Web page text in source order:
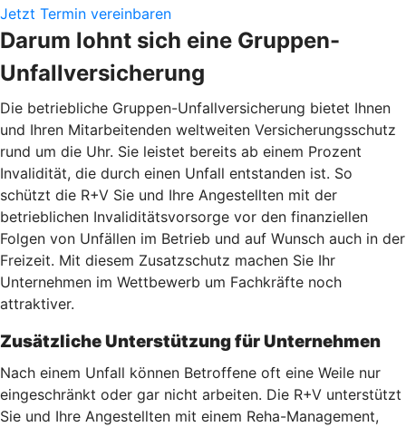
Jetzt Termin vereinbaren
Darum lohnt sich eine Gruppen-
Unfallversicherung
Die betriebliche Gruppen-Unfallversicherung bietet Ihnen
und Ihren Mitarbeitenden weltweiten Versicherungsschutz
rund um die Uhr. Sie leistet bereits ab einem Prozent
Invalidität, die durch einen Unfall entstanden ist. So
schützt die R+V Sie und Ihre Angestellten mit der
betrieblichen Invaliditätsvorsorge vor den finanziellen
Folgen von Unfällen im Betrieb und auf Wunsch auch in der
Freizeit. Mit diesem Zusatzschutz machen Sie Ihr
Unternehmen im Wettbewerb um Fachkräfte noch
attraktiver.
Zusätzliche Unterstützung für Unternehmen
Nach einem Unfall können Betroffene oft eine Weile nur
eingeschränkt oder gar nicht arbeiten. Die R+V unterstützt
Sie und Ihre Angestellten mit einem Reha-Management,